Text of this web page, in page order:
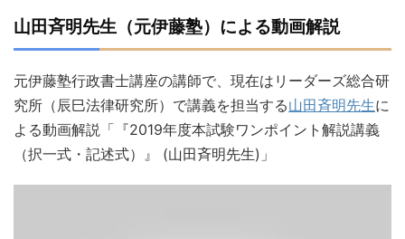
山田斉明先生（元伊藤塾）による動画解説
元伊藤塾行政書士講座の講師で、現在はリーダーズ総合研
究所（辰巳法律研究所）で講義を担当する山田斉明先生に
よる動画解説「『2019年度本試験ワンポイント解説講義
（択一式・記述式）』 (山田斉明先生)」